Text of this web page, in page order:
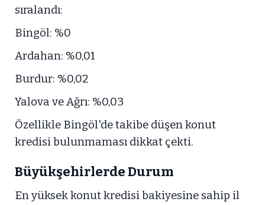
sıralandı:
Bingöl: %0
Ardahan: %0,01
Burdur: %0,02
Yalova ve Ağrı: %0,03
Özellikle Bingöl'de takibe düşen konut
kredisi bulunmaması dikkat çekti.
Büyükşehirlerde Durum
En yüksek konut kredisi bakiyesine sahip il